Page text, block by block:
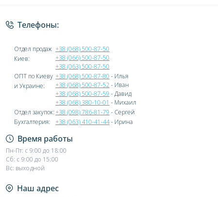
Телефоны:
Отдел продаж
Киев:
+38 (068) 500-87-50
+38 (066) 500-87-50
+38 (063) 500-87-50
ОПТ по Киеву
и Украине:
+38 (068) 500-87-80 - Илья
+38 (068) 500-87-52- Иван
+38 (068) 500-87-59 - Давид
+38 (068) 380-10-01 - Михаил
Отдел закупок:+38 (098) 786-81-79 - Сергей
Бухгалтерия:
+38 (063) 410-41-44- Ирина
Время работы
Пн-Пт: с 9:00 до 18:00
Сб: с 9:00 до 15:00
Вс: выходной
Наш адрес